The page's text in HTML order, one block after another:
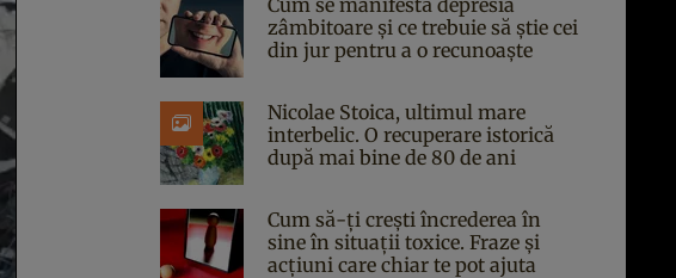
Cum se manifestă depresia
zâmbitoare și ce trebuie să știe cei
din jur pentru a o recunoaște
Nicolae Stoica, ultimul mare
interbelic. O recuperare istorică
după mai bine de 80 de ani
Cum să-ți crești încrederea în
sine în situații toxice. Fraze și
acțiuni care chiar te pot ajuta